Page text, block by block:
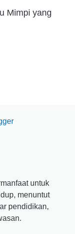
Mimpi yang
untuk
menuntut
pendidikan,